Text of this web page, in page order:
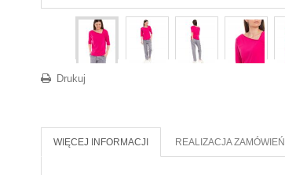
Drukuj
WIĘCEJ INFORMACJI REALIZACJA ZAMÓWIEŃ